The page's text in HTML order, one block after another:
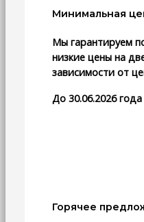
Минимальная
Мы гарантируем
низкие цены на
зависимости от
До 30.06.2026 года
Горячее